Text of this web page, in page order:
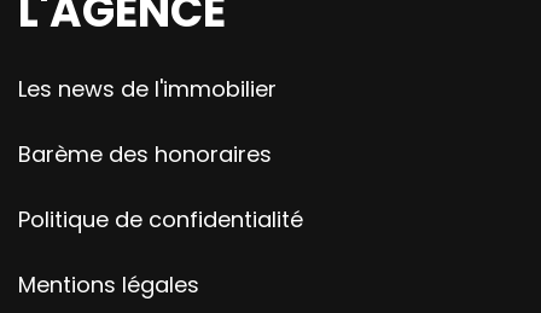
Les news de l'immobilier
Barème des honoraires
Politique de confidentialité
Mentions légales